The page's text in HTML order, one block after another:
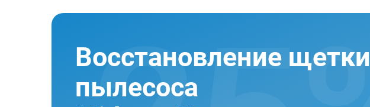
Восстановление щетки
пылесоса